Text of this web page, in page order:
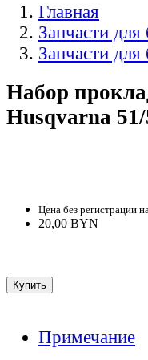
Главная
Запчасти для
Запчасти
Набор
Husqvarna
Цена без регистрации
20,00 BYN
Примечание